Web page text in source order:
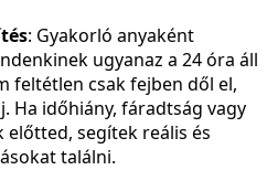
: Gyakorló anyaként
ugyanaz a 24 óra áll
feltétlen csak fejben dől el,
Ha időhiány, fáradtság vagy
előtted, segítek reális és
találni.